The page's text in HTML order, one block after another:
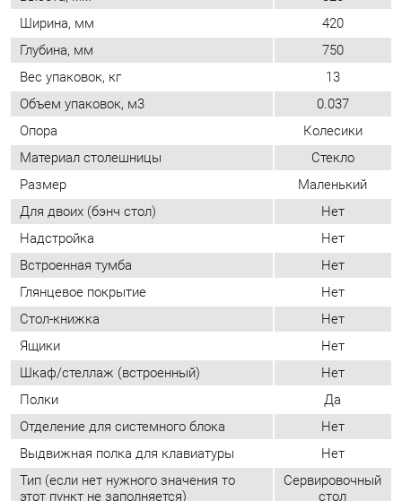
Опора
Колесики
Материал столешницы
Стекло
Размер
Маленький
Для двоих (бэнч стол)
Нет
Надстройка
Нет
Встроенная тумба
Нет
Глянцевое покрытие
Нет
Стол-книжка
Нет
Ящики
Нет
Шкаф/стеллаж (встроенный)
Полки
Да
Отделение для системного блока
Нет
Выдвижная полка для клавиатуры
Нет
Тип (если нет нужного значения то
этот пункт не заполняется)
Сервировочный
стол
ОТЗЫВЫ
Пока нет отзывов, поделитесь первым своим мнением.
ДОБАВИТЬ ОТЗЫВ